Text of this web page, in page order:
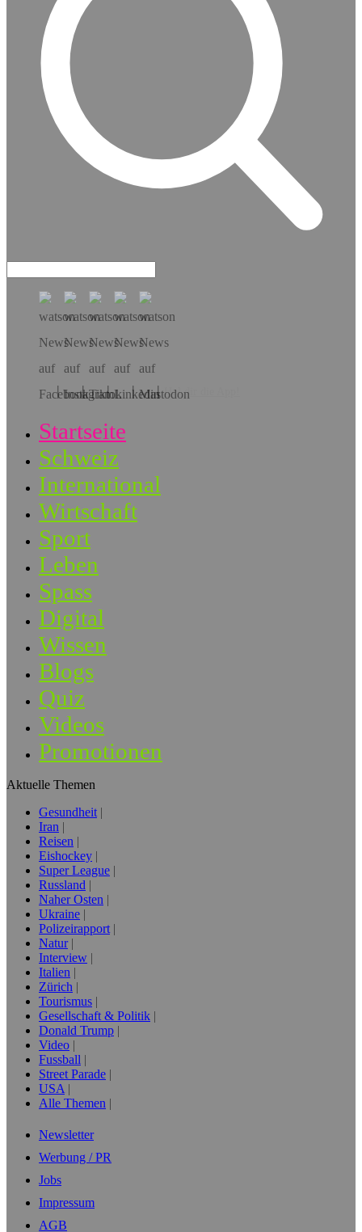
Hol dir die App!
Startseite
Schweiz
International
Wirtschaft
Sport
Leben
Spass
Digital
Wissen
Blogs
Quiz
Videos
Promotionen
Aktuelle Themen
Gesundheit
Iran
Reisen
Eishockey
Super League
Russland
Naher Osten
Ukraine
Polizeirapport
Natur
Interview
Italien
Zürich
Tourismus
Gesellschaft & Politik
Donald Trump
Video
Fussball
Street Parade
USA
Alle Themen
Newsletter
Werbung / PR
Jobs
Impressum
AGB